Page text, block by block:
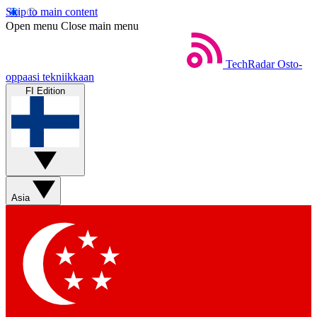
Skip to main content
Open menu Close main menu
TechRadar Osto-
oppaasi tekniikkaan
FI Edition
Asia